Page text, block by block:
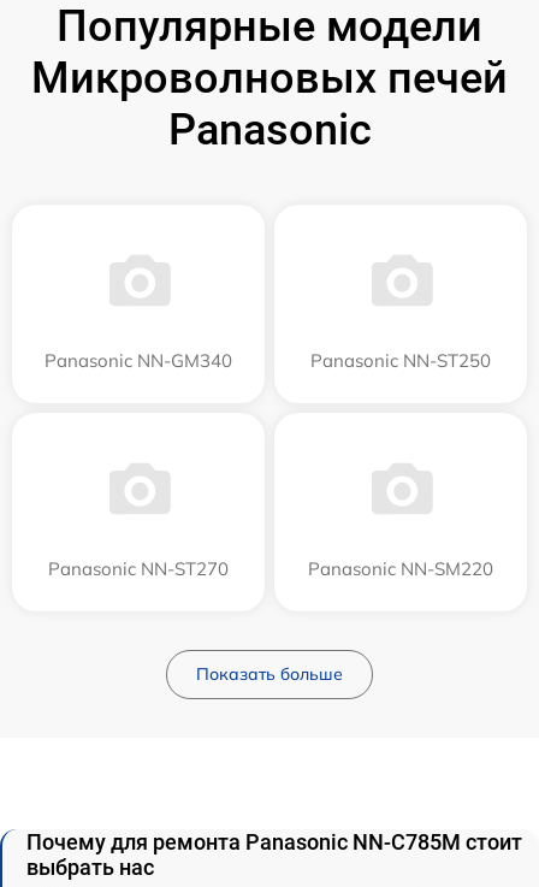
Популярные модели
Микроволновых печей
Panasonic
Panasonic NN-GM340 Panasonic NN-ST250
Panasonic NN-ST270 Panasonic NN-SM220
Показать больше
Почему для ремонта Panasonic NN-C785M стоит
выбрать нас